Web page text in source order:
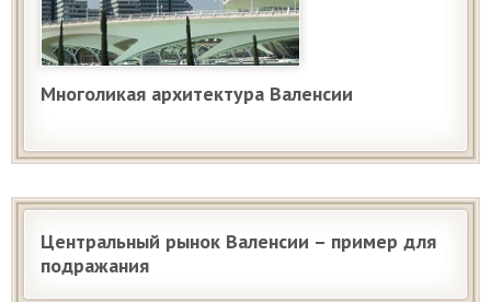
Многоликая архитектура Валенсии
Центральный рынок Валенсии – пример для
подражания